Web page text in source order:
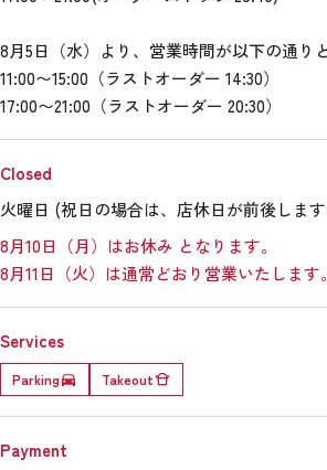
8月5日（水）より、営業時間が以下の通り
11:00〜15:00（ラストオーダー 14:30）
17:00〜21:00（ラストオーダー 20:30）
Closed
火曜日 (祝日の場合は、店休日が前後しま
8月10日（月）はお休み となります。
8月11日（火）は通常どおり営業いたします。
Services
Parking Takeout
Payment